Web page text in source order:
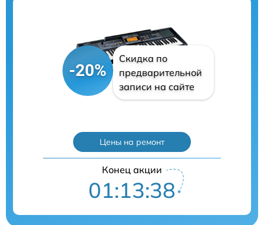
-20%
Скидка по
предварительной
записи на сайте
Цены на ремонт
Конец акции
01:13:38